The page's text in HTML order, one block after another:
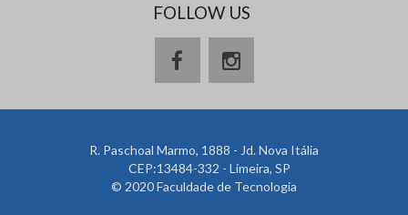
FOLLOW US
R. Paschoal Marmo, 1888 - Jd. Nova Itália
CEP:13484-332 - Limeira, SP
© 2020 Faculdade de Tecnologia